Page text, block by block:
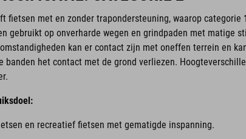
fietsen met en zonder trapondersteuning, waarop categorie
gebruikt op onverharde wegen en grindpaden met matige
kan er contact zijn met oneffen terrein en
banden het contact met de grond verliezen.
en recreatief fietsen met gematigde inspanning.